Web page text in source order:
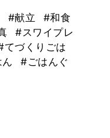
#献立
#和食
#スワイプレ
てづくりごは
#ごはんぐ